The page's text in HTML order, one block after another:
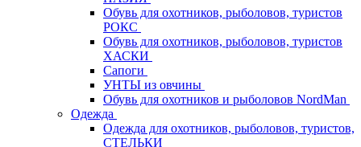
Обувь для охотников, рыболовов, туристов
РОКС
Обувь для охотников, рыболовов, туристов
ХАСКИ
Сапоги
УНТЫ из овчины
Обувь для охотников и рыболовов NordMan
Одежда
Одежда для охотников, рыболовов, туристов,
СТЕЛЬКИ